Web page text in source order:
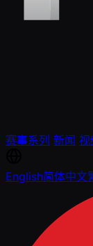
赛事系列 新闻 视
English简体中文